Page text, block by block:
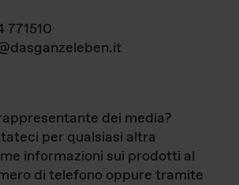
771510
dei media?
per qualsiasi altra
informazioni sui prodotti al
di telefono oppure tramite